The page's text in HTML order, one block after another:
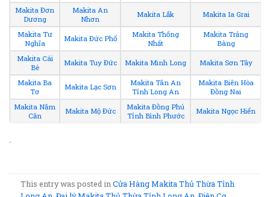
Makita Đơn
Dương
Makita An
Nhơn
Makita Lắk Makita Ia Grai
Makita Tư
Nghĩa
Makita Đức Phổ
Makita Thống
Nhất
Makita Trảng
Bàng
Makita Cái
Bè
Makita Tuy Đức Makita Minh Long Makita Sơn Tây
Makita Ba
Tơ
Makita Lạc Sơn
Makita Tân An
Tỉnh Long An
Makita Biên Hòa
Đồng Nai
Makita Năm
Căn
Makita Mộ Đức
Makita Đồng Phú
Tỉnh Bình Phước
Makita Ngọc Hiển
.
This entry was posted inCửa Hàng Makita Thủ Thừa Tỉnh